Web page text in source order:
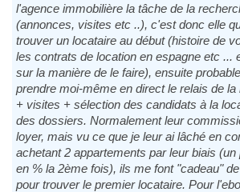
l'agence immobilière la tâche de la
(annonces, visites etc ..), c'est donc elle
trouver un locataire au début (histoire de
les contrats de location en espagne etc ...
sur la manière de le faire), ensuite
prendre moi-même en direct le relais de
+ visites + sélection des candidats à la
des dossiers. Normalement leur
loyer, mais vu ce que je leur ai lâché en
achetant 2 appartements par leur biais
en % la 2ème fois), ils me font "cadeau"
pour trouver le premier locataire. Pour